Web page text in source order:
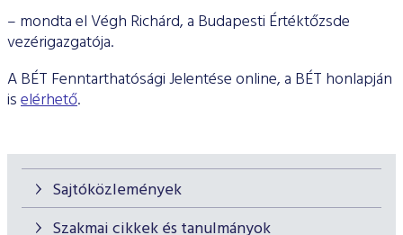
Sajtóközlemények
Szakmai cikkek és tanulmányok
– mondta el Végh Richárd, a Budapesti Értéktőzsde
vezérigazgatója.
A BÉT Fenntarthatósági Jelentése online, a BÉT honlapján
iselérhető.